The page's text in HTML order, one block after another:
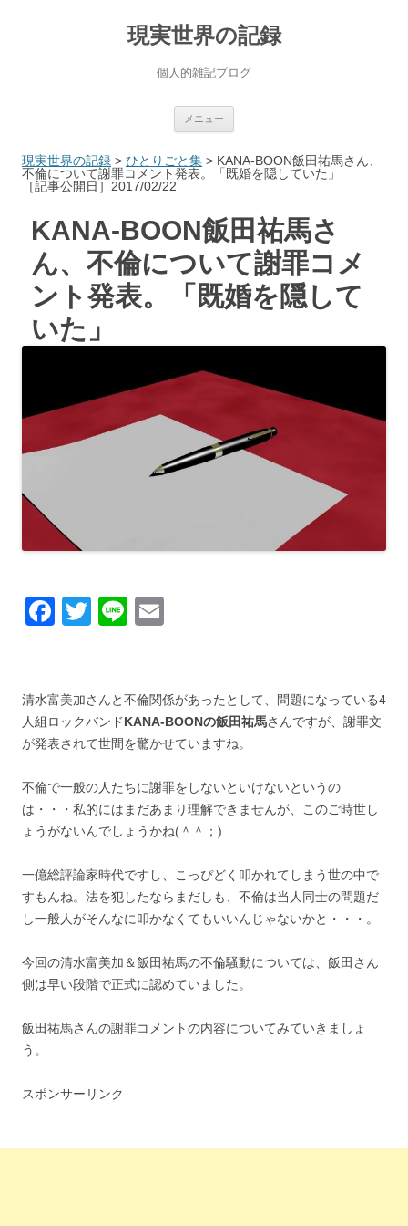
現実世界の記録
個人的雑記ブログ
メニュー
ツ
へ
ッ
プ
現実世界の記録 > ひとりごと集 > KANA-BOON飯田祐馬さん、
不倫について謝罪コメント発表。「既婚を隠していた」
［記事公開日］2017/02/22
KANA-BOON飯田祐馬さ
ん、不倫について謝罪コメ
ント発表。「既婚を隠して
いた」
F
e
b
o
o
k
T
er
Li
清水富美加さんと不倫関係があったとして、問題になっている4
人組ロックバンドKANA-BOONの飯田祐馬さんですが、謝罪文
が発表されて世間を驚かせていますね。
不倫で一般の人たちに謝罪をしないといけないというの
は・・・私的にはまだあまり理解できませんが、このご時世し
ょうがないんでしょうかね(＾＾；)
一億総評論家時代ですし、こっぴどく叩かれてしまう世の中で
すもんね。法を犯したならまだしも、不倫は当人同士の問題だ
し一般人がそんなに叩かなくてもいいんじゃないかと・・・。
今回の清水富美加＆飯田祐馬の不倫騒動については、飯田さん
側は早い段階で正式に認めていました。
飯田祐馬さんの謝罪コメントの内容についてみていきましょ
う。
スポンサーリンク